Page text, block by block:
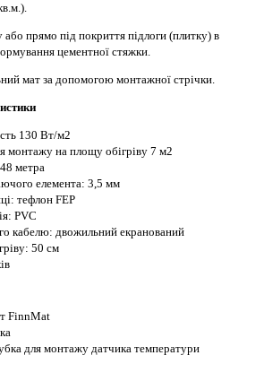
або прямо під покриття підлоги (плитку) в
цементної стяжки.
мат за допомогою монтажної стрічки.
130 Вт/м2
монтажу на площу обігріву 7 м2
метра
елемента: 3,5 мм
тефлон FEP
PVC
кабелю: двожильний екранований
50 см
FinnMat
для монтажу датчика температури